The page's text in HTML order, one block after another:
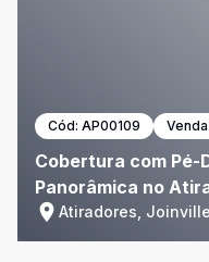
Cód: AP00109 Venda
Cobertura com Pé-
Panorâmica no
Atiradores,